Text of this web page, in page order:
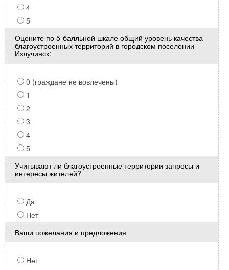
4
5
Оцените по 5-балльной шкале общий уровень качества
благоустроенных территорий в городском поселении
Излучинск:
0 (граждане не вовлечены)
1
2
3
4
5
Учитывают ли благоустроенные территории запросы и
интересы жителей?
Да
Нет
Ваши пожелания и предложения
Нет